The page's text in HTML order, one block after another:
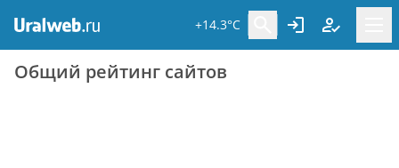
+14.3°C
Общий рейтинг сайтов